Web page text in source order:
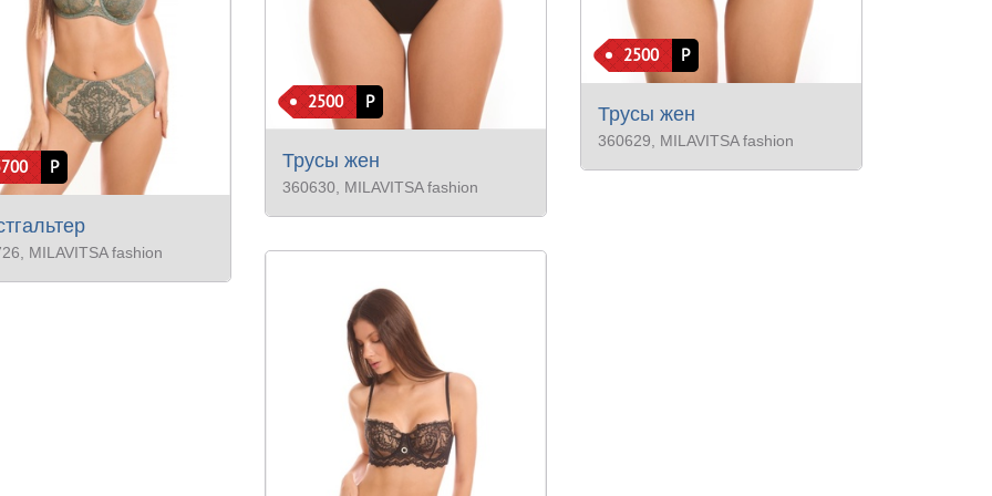
Р
, MILAVITSA fashion
2500 Р
Трусы жен
360630 , MILAVITSA fashion
2500 Р
Трусы жен
360629 , MILAVITSA fashion